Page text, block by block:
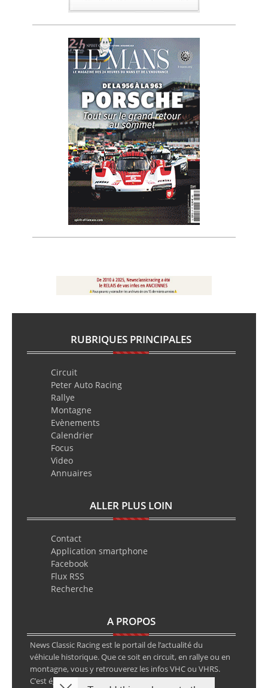
RUBRIQUES PRINCIPALES
Circuit
Peter Auto Racing
Rallye
Montagne
Evènements
Calendrier
Focus
Video
Annuaires
ALLER PLUS LOIN
Contact
Application smartphone
Facebook
Flux RSS
Recherche
A PROPOS
News Classic Racing est le portail de l’actualité du
véhicule historique. Que ce soit en circuit, en rallye ou en
montagne, vous y retrouverez les infos VHC ou VHRS.
C’est également le calendrier des épreuves ainsi que